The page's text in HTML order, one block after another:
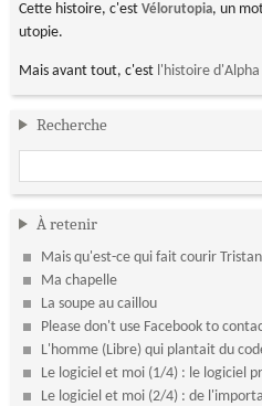
Cette histoire, c'est Vélorutopia, un
utopie.
Mais avant tout, c'est l'histoire d'Alpha
Recherche
À retenir
Mais qu'est-ce qui fait courir
Ma chapelle
La soupe au caillou
Please don't use Facebook to
L'homme (Libre) qui plantait du
Le logiciel et moi (1/4) : le logiciel
Le logiciel et moi (2/4) : de